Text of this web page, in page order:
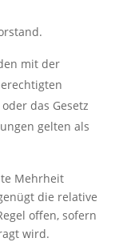
mit der
das Gesetz
gelten als
Mehrheit
die relative
offen, sofern
wird.